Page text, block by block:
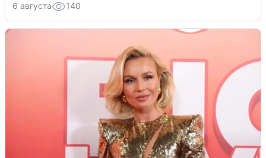
6 августа 140